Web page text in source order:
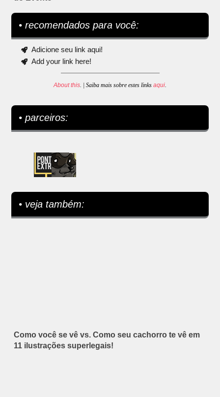
• recomendados para você:
Adicione seu link aqui!
Add your link here!
About this. | Saiba mais sobre estes links aqui.
• parceiros:
• veja também:
Como você se vê vs. Como seu cachorro te vê em
11 ilustrações superlegais!